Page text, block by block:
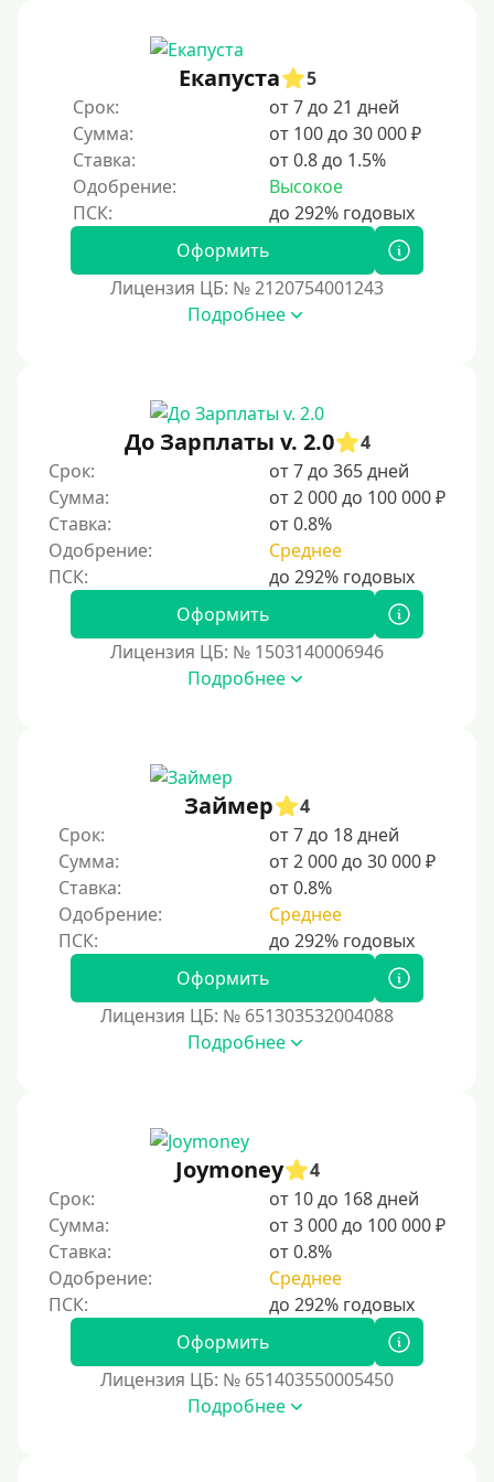
Под ПТС спецтехники
Под ПТС грузового автомобиля
Авто без ПТС
Цель
На Новый Год
Чтобы улучшить кредитную историю, важно
регулярно и своевременно погашать задолженности,
избегать просрочек и контролировать кредитный
рейтинг. Также полезно использовать кредитные
Для закрытия прочих кредитных обязательств
До зарплаты
Для ИП
Для бизнеса
Документы
По водительскому удостоверению
Без СНИЛСа
По паспорту
Без паспорта
По фото
Без подтверждения дохода
Без справок и поручителей
Под 1 %
С пролонгацией (продлением)
Под высокий процент
Без комиссии
В рассрочку
С ежемесячным платежом
Екапуста
5
Срок:
от 7 до 21 дней
Сумма:
от 100 до 30 000 ₽
Ставка:
от 0.8 до 1.5%
Одобрение:
Высокое
Оформить
Лицензия ЦБ: № 2120754001243
Подробнее
До Зарплаты v. 2.0
4
Срок:
от 7 до 365 дней
Сумма:
от 2 000 до 100 000 ₽
Ставка:
от 0.8%
Одобрение:
Среднее
Оформить
Лицензия ЦБ: № 1503140006946
Подробнее
Займер
4
Срок:
от 7 до 18 дней
Сумма:
от 2 000 до 30 000 ₽
Ставка:
от 0.8%
Одобрение:
Среднее
Оформить
Лицензия ЦБ: № 651303532004088
Подробнее
Joymoney
4
Срок:
от 10 до 168 дней
Сумма:
от 3 000 до 100 000 ₽
Ставка:
от 0.8%
Одобрение:
Среднее
Оформить
Лицензия ЦБ: № 651403550005450
Подробнее